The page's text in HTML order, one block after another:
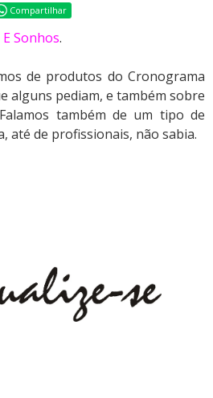
Compartilhar
Sonhos.
de produtos do Cronograma
alguns pediam, e também sobre
também de um tipo de
até de profissionais, não sabia.